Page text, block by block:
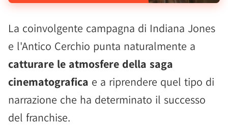
La coinvolgente campagna di Indiana Jones
e l'Antico Cerchio punta naturalmente a
catturare le atmosfere della saga
cinematografica e a riprendere quel tipo di
narrazione che ha determinato il successo
del franchise.